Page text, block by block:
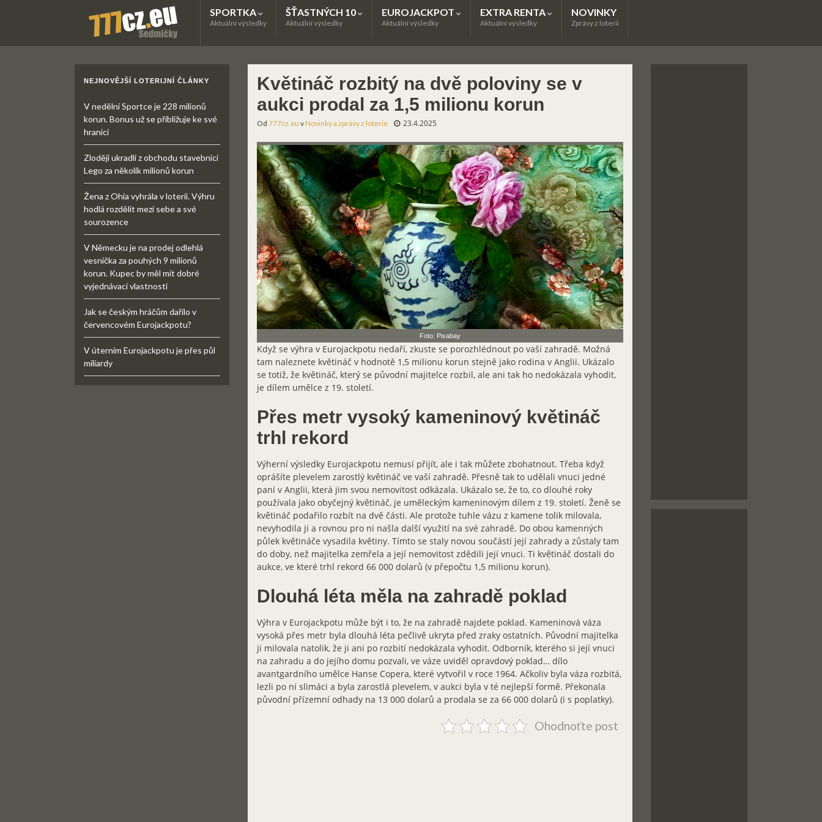
SPORTKA
Aktuální výsledky
ŠŤASTNÝCH 10
Aktuální výsledky
EUROJACKPOT
Aktuální výsledky
EXTRA RENTA
Aktuální výsledky
NOVINKY
Zprávy z loterií
Květináč rozbitý na dvě poloviny se v
aukci prodal za 1,5 milionu korun
Od 777cz.eu vNovinky a zprávy z loterie 23.4.2025
Foto: Pixabay
Když se výhra v Eurojackpotu nedaří, zkuste se porozhlédnout po vaší zahradě. Možná
tam naleznete květináč v hodnotě 1,5 milionu korun stejně jako rodina v Anglii. Ukázalo
se totiž, že květináč, který se původní majitelce rozbil, ale ani tak ho nedokázala vyhodit,
je dílem umělce z 19. století.
Přes metr vysoký kameninový květináč
trhl rekord
Výherní výsledky Eurojackpotu nemusí přijít, ale i tak můžete zbohatnout. Třeba když
oprášíte plevelem zarostlý květináč ve vaší zahradě. Přesně tak to udělali vnuci jedné
paní v Anglii, která jim svou nemovitost odkázala. Ukázalo se, že to, co dlouhé roky
používala jako obyčejný květináč, je uměleckým kameninovým dílem z 19. století. Ženě se
květináč podařilo rozbít na dvě části. Ale protože tuhle vázu z kamene tolik milovala,
nevyhodila ji a rovnou pro ni našla další využití na své zahradě. Do obou kamenných
půlek květináče vysadila květiny. Tímto se staly novou součástí její zahrady a zůstaly tam
do doby, než majitelka zemřela a její nemovitost zdědili její vnuci. Ti květináč dostali do
aukce, ve které trhl rekord 66 000 dolarů (v přepočtu 1,5 milionu korun).
Dlouhá léta měla na zahradě poklad
Výhra v Eurojackpotu může být i to, že na zahradě najdete poklad. Kameninová váza
vysoká přes metr byla dlouhá léta pečlivě ukryta před zraky ostatních. Původní majitelka
ji milovala natolik, že ji ani po rozbití nedokázala vyhodit. Odborník, kterého si její vnuci
na zahradu a do jejího domu pozvali, ve váze uviděl opravdový poklad… dílo
avantgardního umělce Hanse Copera, které vytvořil v roce 1964. Ačkoliv byla váza rozbitá,
lezli po ní slimáci a byla zarostlá plevelem, v aukci byla v té nejlepší formě. Překonala
původní přízemní odhady na 13 000 dolarů a prodala se za 66 000 dolarů (i s poplatky).
Ohodnoťte post
NEJNOVĚJŠÍ LOTERIJNÍ ČLÁNKY
V nedělní Sportce je 228 milionů
korun. Bonus už se přibližuje ke své
hranici
Zloději ukradli z obchodu stavebnici
Lego za několik milionů korun
Žena z Ohia vyhrála v loterii. Výhru
hodlá rozdělit mezi sebe a své
sourozence
V Německu je na prodej odlehlá
vesnička za pouhých 9 milionů
korun. Kupec by měl mít dobré
vyjednávací vlastnosti
Jak se českým hráčům dařilo v
červencovém Eurojackpotu?
V úterním Eurojackpotu je přes půl
miliardy